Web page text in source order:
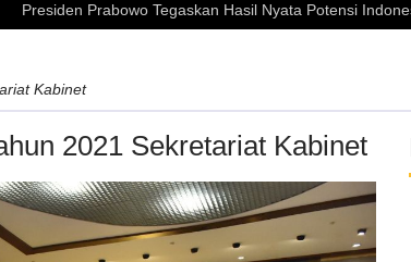
Prabowo Tegaskan Hasil Nyata Potensi Indonesia,
Kabinet
2021 Sekretariat Kabinet